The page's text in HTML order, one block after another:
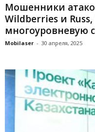
Мошенники
Wildberries и
многоуровневую
Mobilaser - 30 апреля, 2025